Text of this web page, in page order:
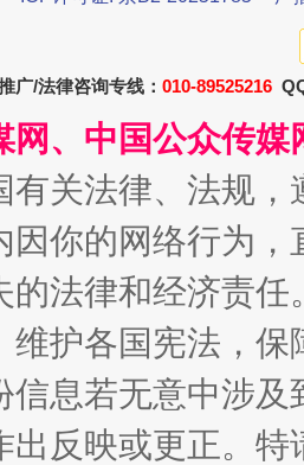
广/法律咨询专线： 010-89525216
网、中国公众传
有关法律、法规
因你的网络行为
的法律和经济责
维护各国宪法，
信息若无意中涉
出反映或更正。